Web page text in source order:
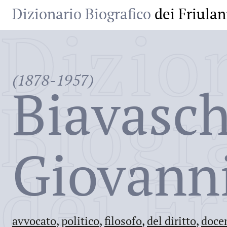
Dizionario Biografico dei
(1878-1957)
avvocato,politico,filosofo, del diritto,